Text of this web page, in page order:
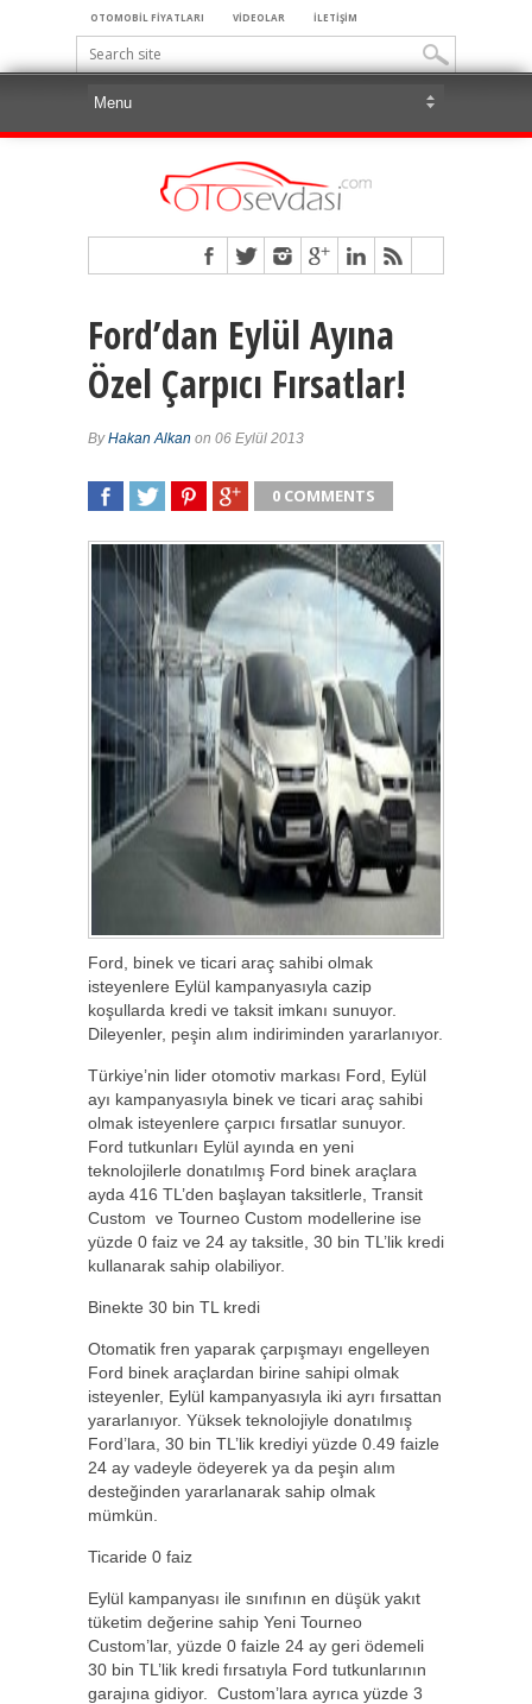
OTOMOBİL FİYATLARI VİDEOLAR İLETİŞİM
Ford’dan Eylül Ayına
Özel Çarpıcı Fırsatlar!
ByHakan Alkan on 06 Eylül 2013
0 COMMENTS
Ford, binek ve ticari araç sahibi olmak
isteyenlere Eylül kampanyasıyla cazip
koşullarda kredi ve taksit imkanı sunuyor.
Dileyenler, peşin alım indiriminden yararlanıyor.
Türkiye’nin lider otomotiv markası Ford, Eylül
ayı kampanyasıyla binek ve ticari araç sahibi
olmak isteyenlere çarpıcı fırsatlar sunuyor.
Ford tutkunları Eylül ayında en yeni
teknolojilerle donatılmış Ford binek araçlara
ayda 416 TL’den başlayan taksitlerle, Transit
Custom ve Tourneo Custom modellerine ise
yüzde 0 faiz ve 24 ay taksitle, 30 bin TL’lik kredi
kullanarak sahip olabiliyor.
Binekte 30 bin TL kredi
Otomatik fren yaparak çarpışmayı engelleyen
Ford binek araçlardan birine sahipi olmak
isteyenler, Eylül kampanyasıyla iki ayrı fırsattan
yararlanıyor. Yüksek teknolojiyle donatılmış
Ford’lara, 30 bin TL’lik krediyi yüzde 0.49 faizle
24 ay vadeyle ödeyerek ya da peşin alım
desteğinden yararlanarak sahip olmak
mümkün.
Ticaride 0 faiz
Eylül kampanyası ile sınıfının en düşük yakıt
tüketim değerine sahip Yeni Tourneo
Custom’lar, yüzde 0 faizle 24 ay geri ödemeli
30 bin TL’lik kredi fırsatıyla Ford tutkunlarının
garajına gidiyor. Custom’lara ayrıca yüzde 3